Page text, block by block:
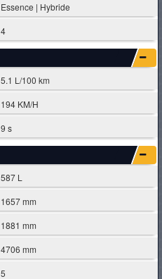
Essence | Hybride
4
5.1 L/100 km
194 KM/H
9 s
587 L
1657 mm
1881 mm
4706 mm
5